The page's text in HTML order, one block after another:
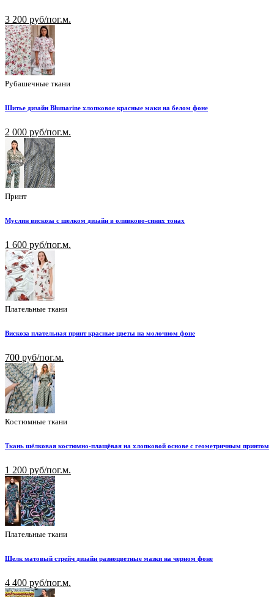
3 200 руб/пог.м.
Рубашечные ткани
Шитье дизайн Blumarine хлопковое красные маки на белом фоне
2 000 руб/пог.м.
Принт
Муслин вискоза с шелком дизайн в оливково-синих тонах
1 600 руб/пог.м.
Плательные ткани
Вискоза плательная принт красные цветы на молочном фоне
700 руб/пог.м.
Костюмные ткани
Ткань шёлковая костюмно-плащёвая на хлопковой основе с геометричным принтом
1 200 руб/пог.м.
Плательные ткани
Шелк матовый стрейч дизайн разноцветные мазки на черном фоне
4 400 руб/пог.м.